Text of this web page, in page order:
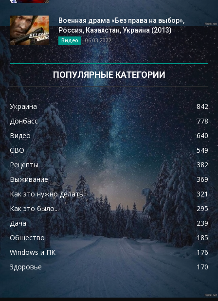
Военная драма «Без права на выбор»,
Россия, Казахстан, Украина (2013)
Видео 06.03.2022
ПОПУЛЯРНЫЕ КАТЕГОРИИ
Украина
842
Донбасс
778
Видео
640
СВО
549
Рецепты
382
Выживание
369
Как это нужно делать
321
Как это было...
295
Дача
239
Общество
185
Windows и ПК
176
Здоровье
170